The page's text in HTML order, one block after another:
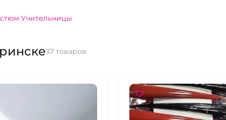
Учительницы
37 товаров